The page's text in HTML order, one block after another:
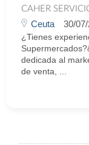
CAHER
Ceuta 30/
¿Tienes
dedicada al
de venta, ...